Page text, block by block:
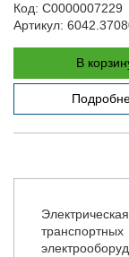
Код: С0000007229
Артикул:
В